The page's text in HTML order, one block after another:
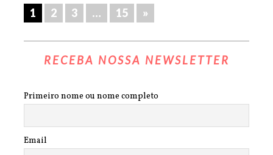
1 2 3 … 15 »
RECEBA NOSSA NEWSLETTER
Primeiro nome ou nome completo
Email